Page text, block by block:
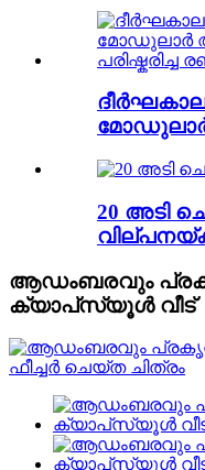
20 അടി
ആഡംബരവും
ക്യാപ്‌സ്യൂൾ വീട്